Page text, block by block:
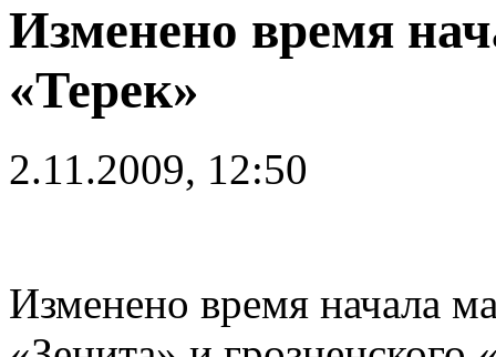
Изменено время
«Терек»
2.11.2009, 12:50
Изменено время начала